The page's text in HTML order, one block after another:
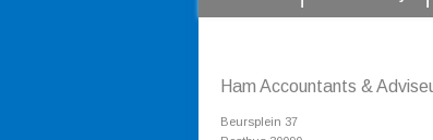
Ham Accountants &
Beursplein 37